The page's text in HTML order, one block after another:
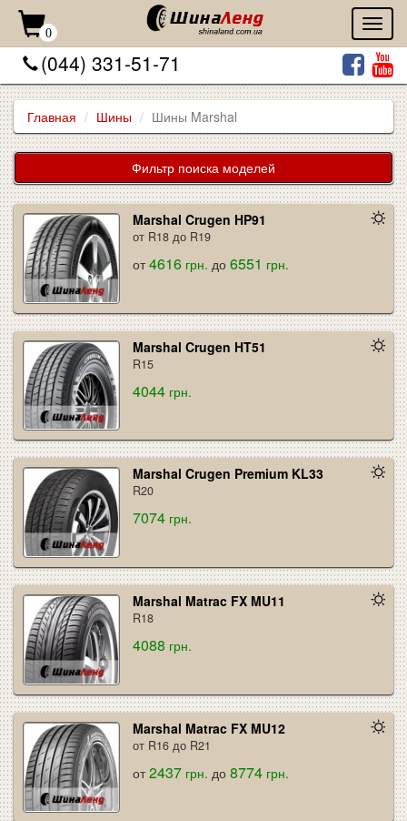
0
(044) 331-51-71
Главная Шины Шины Marshal
Фильтр поиска моделей
Marshal Crugen HP91
от R18 до R19
от4616 грн. до6551 грн.
Marshal Crugen HT51
R15
4044 грн.
Marshal Crugen Premium KL33
R20
7074 грн.
Marshal Matrac FX MU11
R18
4088 грн.
Marshal Matrac FX MU12
от R16 до R21
от2437 грн. до8774 грн.